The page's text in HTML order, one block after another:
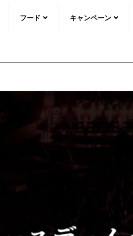
フード キャンペーン